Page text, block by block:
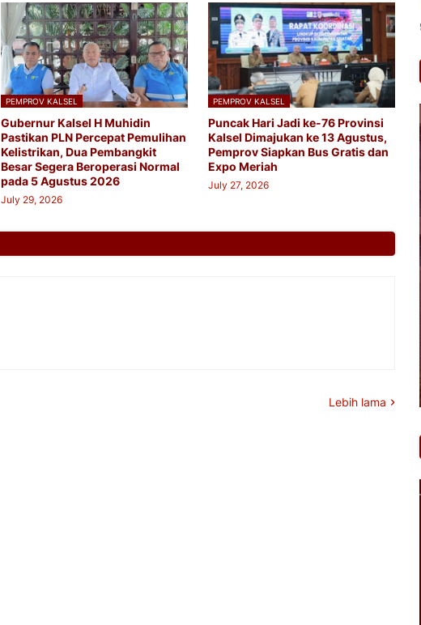
PEMPROV KALSEL
Gubernur Kalsel H Muhidin
Pastikan PLN Percepat Pemulihan
Kelistrikan, Dua Pembangkit
Besar Segera Beroperasi Normal
pada 5 Agustus 2026
July 29, 2026
PEMPROV KALSEL
Puncak Hari Jadi ke-76 Provinsi
Kalsel Dimajukan ke 13 Agustus,
Pemprov Siapkan Bus Gratis dan
Expo Meriah
July 27, 2026
Lebih lama